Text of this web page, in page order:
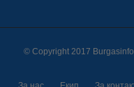
© Copyright 2017